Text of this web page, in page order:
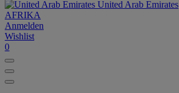
United Arab Emirates
AFRIKA
Anmelden
Wishlist
0